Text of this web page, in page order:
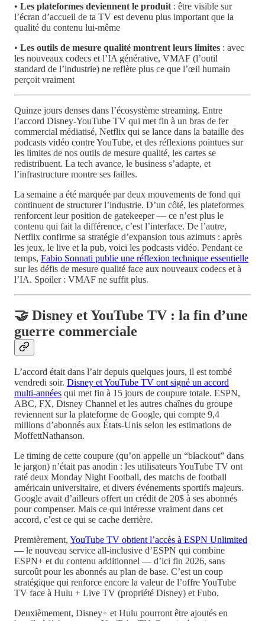
• Les plateformes deviennent le produit : être visible sur
l’écran d’accueil de ta TV est devenu plus important que la
qualité du contenu lui-même
• Les outils de mesure qualité montrent leurs limites : avec
les nouveaux codecs et l’IA générative, VMAF (l’outil
standard de l’industrie) ne reflète plus ce que l’œil humain
perçoit vraiment
Quinze jours denses dans l’écosystème streaming. Entre
l’accord Disney-YouTube TV qui met fin à un bras de fer
commercial médiatisé, Netflix qui se lance dans la bataille des
podcasts vidéo contre YouTube, et des réflexions pointues sur
les limites de nos outils de mesure qualité, les cartes se
redistribuent. La tech avance, le business s’adapte, et
l’infrastructure montre ses failles.
La semaine a été marquée par deux mouvements de fond qui
continuent de structurer l’industrie. D’un côté, les plateformes
renforcent leur position de gatekeeper — ce n’est plus le
contenu qui fait la différence, c’est l’interface. De l’autre,
Netflix confirme sa stratégie d’expansion tous azimuts : après
les jeux, le live et la pub, voici les podcasts vidéo. Pendant ce
temps, Fabio Sonnati publie une réflexion technique essentielle
sur les défis de mesure qualité face aux nouveaux codecs et à
l’IA. Spoiler : VMAF ne suffit plus.
🤝 Disney et YouTube TV : la fin d’une
guerre commerciale
L’accord était dans l’air depuis quelques jours, il est tombé
vendredi soir. Disney et YouTube TV ont signé un accord
multi-années qui met fin à 15 jours de coupure totale. ESPN,
ABC, FX, Disney Channel et les autres chaînes du groupe
reviennent sur la plateforme de Google, qui compte 9,4
millions d’abonnés aux États-Unis selon les estimations de
MoffettNathanson.
Le timing de cette coupure (qu’on appelle un “blackout” dans
le jargon) n’était pas anodin : les utilisateurs YouTube TV ont
raté deux Monday Night Football, des matchs de football
américain universitaire, et divers événements sportifs majeurs.
Google avait d’ailleurs offert un crédit de 20$ à ses abonnés
pour compenser. Mais ce qui intéresse vraiment dans cet
accord, c’est ce qui se cache derrière.
Premièrement, YouTube TV obtient l’accès à ESPN Unlimited
— le nouveau service all-inclusive d’ESPN qui combine
ESPN+ et du contenu additionnel — d’ici fin 2026, sans
surcoût pour les abonnés au plan de base. C’est un coup
stratégique qui renforce encore la valeur de l’offre YouTube
TV face à Hulu + Live TV (propriété Disney) et Fubo.
Deuxièmement, Disney+ et Hulu pourront être ajoutés en